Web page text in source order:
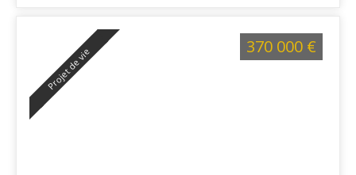
Projet de vie 370 000 €